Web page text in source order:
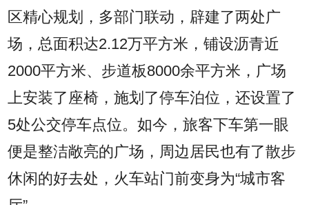
区精心规划，多部门联动，辟建了两处广
场，总面积达2.12万平方米，铺设沥青近
2000平方米、步道板8000余平方米，广场
上安装了座椅，施划了停车泊位，还设置了
5处公交停车点位。如今，旅客下车第一眼
便是整洁敞亮的广场，周边居民也有了散步
休闲的好去处，火车站门前变身为“城市客